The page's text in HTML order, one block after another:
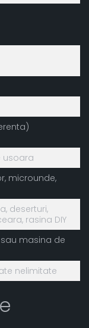
usoara
microunde,
deserturi,
rasina DIY
masina de
nelimitate